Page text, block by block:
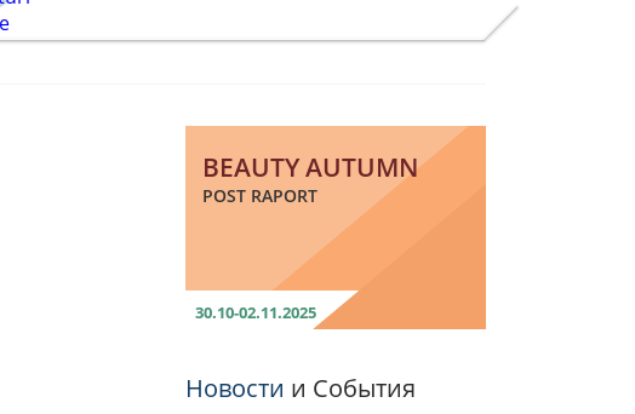
BEAUTY AUTUMN
POST RAPORT
30.10-02.11.2025
Новости и События